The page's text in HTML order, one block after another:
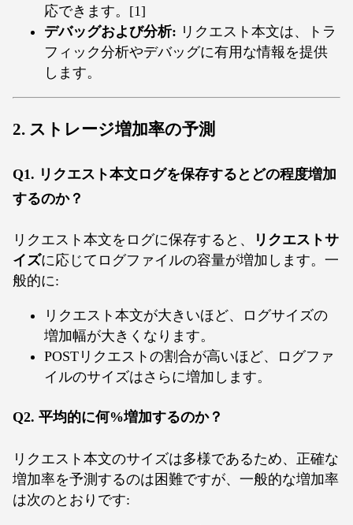
応できます。[1]
デバッグおよび分析: リクエスト本文は、トラ
フィック分析やデバッグに有用な情報を提供
します。
2. ストレージ増加率の予測
Q1. リクエスト本文ログを保存するとどの程度増加
するのか？
リクエスト本文をログに保存すると、
リクエストサ
イズに応じてログファイルの容量が増加します。一
般的に:
リクエスト本文が大きいほど、ログサイズの
増加幅が大きくなります。
POSTリクエストの割合が高いほど、ログファ
イルのサイズはさらに増加します。
Q2. 平均的に何%増加するのか？
リクエスト本文のサイズは多様であるため、正確な
増加率を予測するのは困難ですが、一般的な増加率
は次のとおりです: